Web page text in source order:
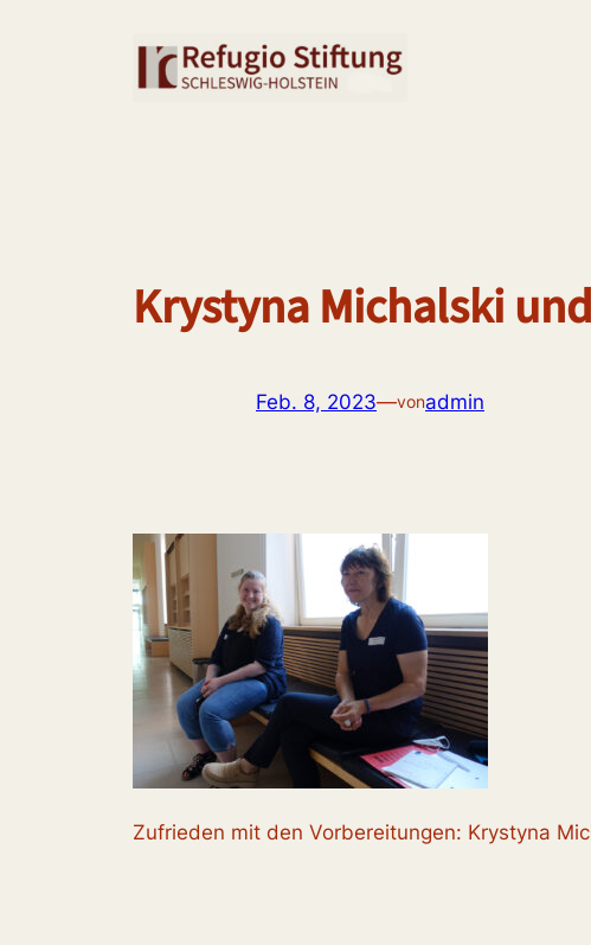
Krystyna Michalski
Feb. 8, 2023—vonadmin
Zufrieden mit den Vorbereitungen: Krystyna